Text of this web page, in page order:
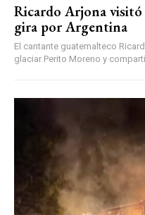
Ricardo Arjona
gira por Argentina
El cantante guatemalteco
glaciar Perito Moreno y